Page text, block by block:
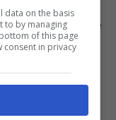
orticello tende
contrario, il
vari
un prezzo di
non c'è
data on the basis
to by managing
of this page
consent in privacy